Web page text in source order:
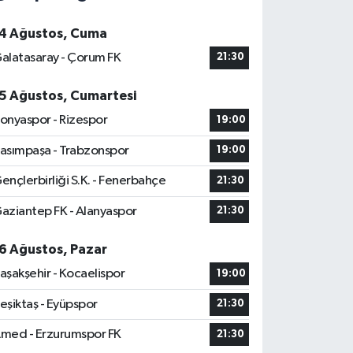
Ağustos, Cuma
- Çorum FK
21:30
Ağustos, Cumartesi
- Rizespor
19:00
- Trabzonspor 19:00
S.K. - Fenerbahçe 21:30
FK - Alanyaspor 21:30
Ağustos, Pazar
- Kocaelispor
19:00
- Eyüpspor 21:30
- Erzurumspor FK 21:30